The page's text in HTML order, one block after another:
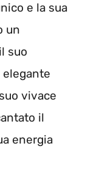
e la sua
un
suo
elegante
vivace
il
energia